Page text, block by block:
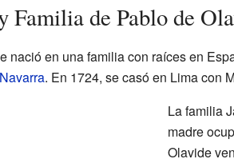
Familia de Pablo de
nació en una familia con raíces en
Navarra. En 1724, se casó en Lima con
La familia
madre
Olavide